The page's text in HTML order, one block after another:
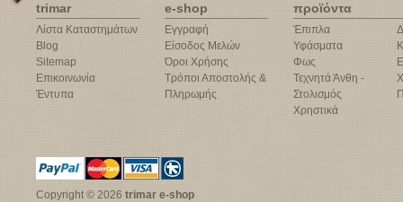
trimar
Λίστα Καταστημάτων
Blog
Sitemap
Επικοινωνία
Έντυπα
e-shop
Εγγραφή
Είσοδος Μελών
Όροι Χρήσης
Τρόποι Αποστολής &
Πληρωμής
προϊόντα
Έπιπλα
Υφάσματα
Φως
Τεχνητά Άνθη -
Στολισμός
Χρηστικά
Copyright © 2026 trimar e-shop